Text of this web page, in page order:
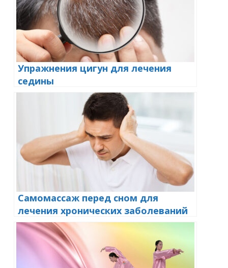
Упражнения цигун для лечения
седины
Самомассаж перед сном для
лечения хронических заболеваний